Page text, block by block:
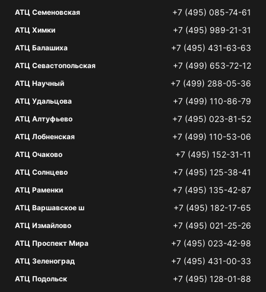
АТЦ Семеновская +7 (495) 085-74-61
АТЦ Химки +7 (495) 989-21-31
АТЦ Балашиха +7 (495) 431-63-63
АТЦ Севастопольская +7 (499) 653-72-12
АТЦ Научный +7 (499) 288-05-36
АТЦ Удальцова +7 (499) 110-86-79
АТЦ Алтуфьево +7 (495) 023-81-52
АТЦ Лобненская +7 (499) 110-53-06
АТЦ Очаково +7 (495) 152-31-11
АТЦ Солнцево +7 (495) 125-38-41
АТЦ Раменки +7 (495) 135-42-87
АТЦ Варшавское ш +7 (495) 182-17-65
АТЦ Измайлово +7 (495) 021-25-26
АТЦ Проспект Мира +7 (495) 023-42-98
АТЦ Зеленоград +7 (495) 431-00-33
АТЦ Подольск +7 (495) 128-01-88